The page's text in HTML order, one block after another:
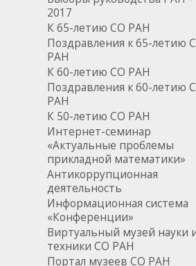
2017
К 65-летию СО РАН
Поздравления к 65-летию
РАН
К 60-летию СО РАН
Поздравления к 60-летию
РАН
К 50-летию СО РАН
Интернет-семинар
«Актуальные проблемы
прикладной математики»
Антикоррупционная
деятельность
Информационная система
«Конференции»
Виртуальный музей науки
техники СО РАН
Портал музеев СО РАН